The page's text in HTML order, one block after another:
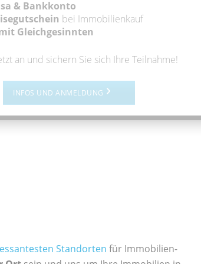
Standorten für Immobilien-
& Bankkonto
bei Immobilienkauf
Gleichgesinnten
an und sichern Sie sich Ihre Teilnahme!
INFOS UND ANMELDUNG